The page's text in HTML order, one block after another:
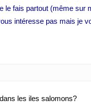
le fais partout (même sur
intéresse pas mais je
les iles salomons?